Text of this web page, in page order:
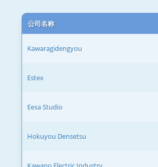
公司名称
Kawaragidengyou
Estex
Eesa Studio
Hokuyou Densetsu